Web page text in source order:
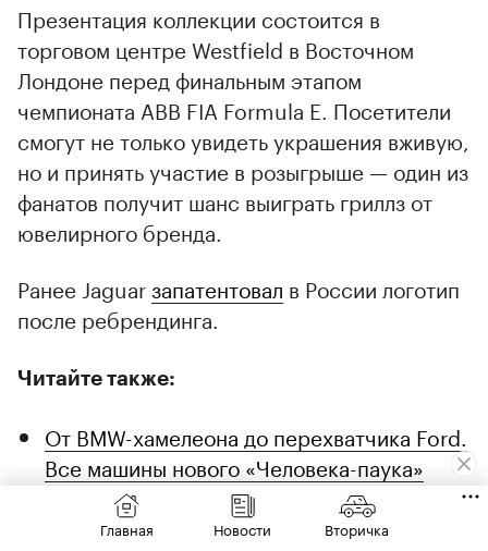
Презентация коллекции состоится в
торговом центре Westfield в Восточном
Лондоне перед финальным этапом
чемпионата ABB FIA Formula E. Посетители
смогут не только увидеть украшения вживую,
но и принять участие в розыгрыше — один из
фанатов получит шанс выиграть гриллз от
ювелирного бренда.
Ранее Jaguarзапатентовал в России логотип
после ребрендинга.
Читайте также:
От BMW-хамелеона до перехватчика Ford.
Все машины нового «Человека-паука»
«Можно потерять скидку». Эксперты
Главная Новости Вторичка